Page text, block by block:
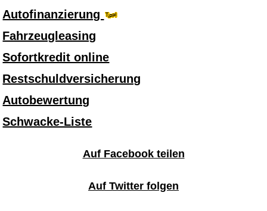
Autofinanzierung
Fahrzeugleasing
Sofortkredit online
Restschuldversicherung
Autobewertung
Schwacke-Liste
Auf Facebook teilen
Auf Twitter folgen